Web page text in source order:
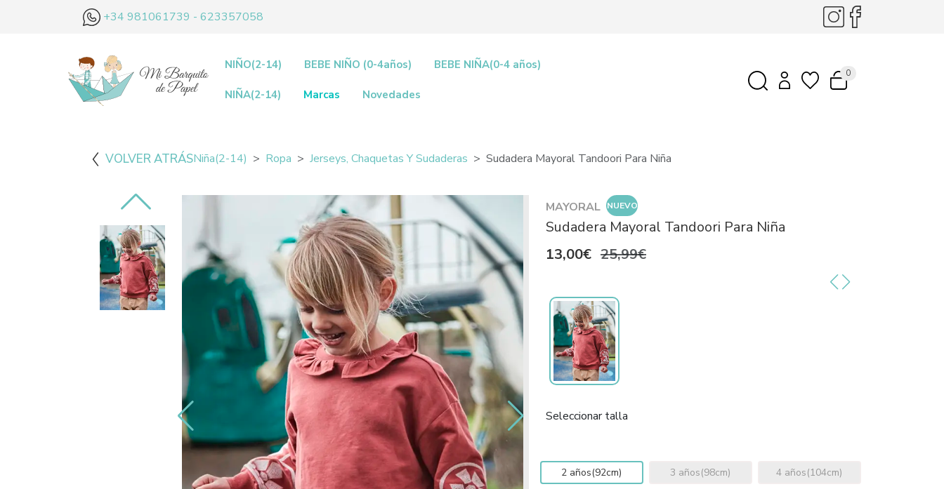
+34 981061739 - 623357058
NIÑO(2-14) BEBE NIÑO (0-4años) BEBE NIÑA(0-4 años)
NIÑA(2-14) Marcas Novedades
0
VOLVER ATRÁSNiña(2-14) Ropa Jerseys, Chaquetas Y Sudaderas Sudadera Mayoral Tandoori Para Niña
MAYORAL NUEVO
Sudadera Mayoral Tandoori Para Niña
13,00€ 25,99€
Seleccionar talla
2 años(92cm) 3 años(98cm) 4 años(104cm)